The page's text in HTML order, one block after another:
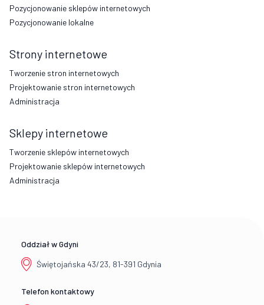
Pozycjonowanie sklepów internetowych
Pozycjonowanie lokalne
Strony internetowe
Tworzenie stron internetowych
Projektowanie stron internetowych
Administracja
Sklepy internetowe
Tworzenie sklepów internetowych
Projektowanie sklepów internetowych
Administracja
Oddział w Gdyni
Świętojańska 43/23, 81-391 Gdynia
Telefon kontaktowy